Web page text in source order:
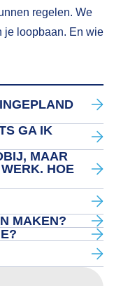
regelen. We
je loopbaan. En wie
GA IK
MAAR
HOE
MAKEN?